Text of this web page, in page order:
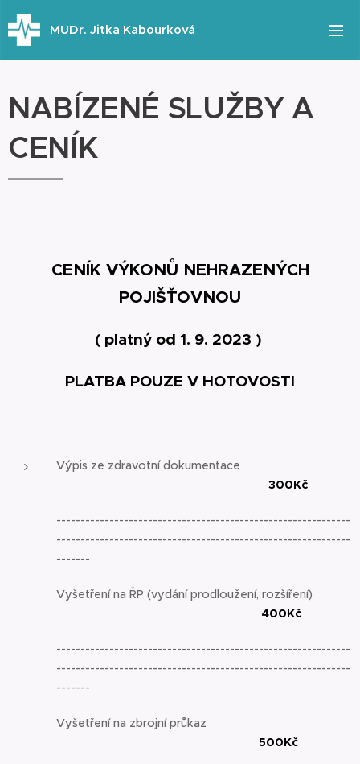
MUDr. Jitka Kabourková
NABÍZENÉ SLUŽBY A
CENÍK
CENÍK VÝKONŮ NEHRAZENÝCH
POJIŠŤOVNOU
( platný od 1. 9. 2023 )
PLATBA POUZE V HOTOVOSTI
Výpis ze zdravotní dokumentace
300Kč
-------------------------------------------------------------
-------------------------------------------------------------
-------
Vyšetření na ŘP (vydání prodloužení, rozšíření)
400Kč
-------------------------------------------------------------
-------------------------------------------------------------
-------
Vyšetření na zbrojní průkaz
500Kč